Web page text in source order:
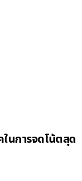
นการจดโน้ตสุด